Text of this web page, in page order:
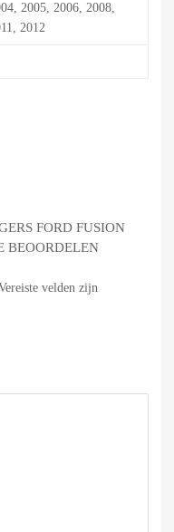
2005, 2006, 2008,
2012
FORD FUSION
BEOORDELEN
velden zijn